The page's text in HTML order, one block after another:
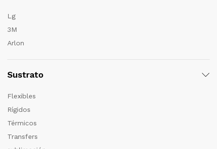
Lg
3M
Arlon
Sustrato
Flexibles
Rígidos
Térmicos
Transfers